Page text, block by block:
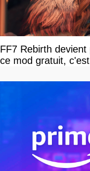
FF7 Rebirth
ce mod gratuit,